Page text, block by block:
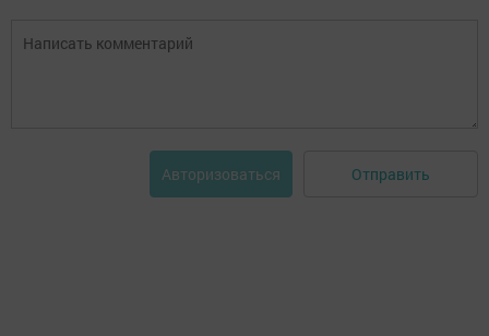
Авторизоваться Отправить